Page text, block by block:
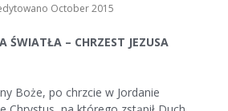
October 2015
ŚWIATŁA – CHRZEST JEZUSA
Boże, po chrzcie w Jordanie